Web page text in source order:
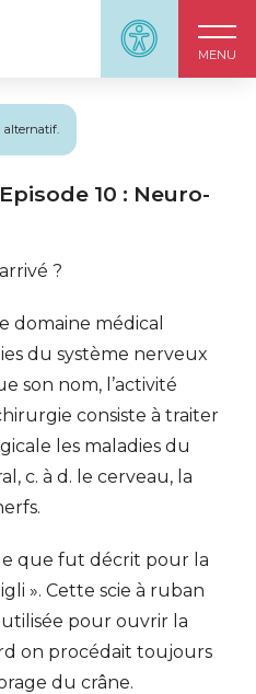
Panneau
MENU
by HôpitauxRobert
alternatif.
10 : Neuro-
?
domaine médical
du système nerveux
son nom, l’activité
consiste à traiter
les maladies du
c. à d. le cerveau, la
que fut décrit pour la
». Cette scie à ruban
pour ouvrir la
on procédait toujours
du crâne.